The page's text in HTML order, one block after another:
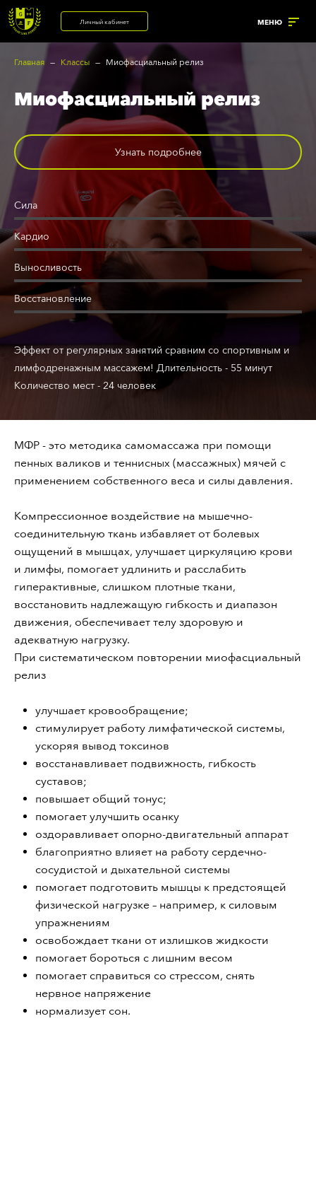
Личный кабинет МЕНЮ
зал
тренировки
программы
состава тела
Солярий
Корпоративный фитнес
Детский центр
Велостудия
Главная Классы Миофасциальный релиз
Миофасциальный релиз
Узнать подробнее
Сила
Кардио
Выносливость
Восстановление
Эффект от регулярных занятий сравним со спортивным и
лимфодренажным массажем! Длительность - 55 минут
Количество мест - 24 человек
МФР - это методика самомассажа при помощи
пенных валиков и теннисных (массажных) мячей с
применением собственного веса и силы давления.
Компрессионное воздействие на мышечно-
соединительную ткань избавляет от болевых
ощущений в мышцах, улучшает циркуляцию крови
и лимфы, помогает удлинить и расслабить
гиперактивные, слишком плотные ткани,
восстановить надлежащую гибкость и диапазон
движения, обеспечивает телу здоровую и
адекватную нагрузку.
При систематическом повторении миофасциальный
релиз
улучшает кровообращение;
стимулирует работу лимфатической системы,
ускоряя вывод токсинов
восстанавливает подвижность, гибкость
суставов;
повышает общий тонус;
помогает улучшить осанку
оздоравливает опорно-двигательный аппарат
благоприятно влияет на работу сердечно-
сосудистой и дыхательной системы
помогает подготовить мышцы к предстоящей
физической нагрузке – например, к силовым
упражнениям
освобождает ткани от излишков жидкости
помогает бороться с лишним весом
помогает справиться со стрессом, снять
нервное напряжение
нормализует сон.